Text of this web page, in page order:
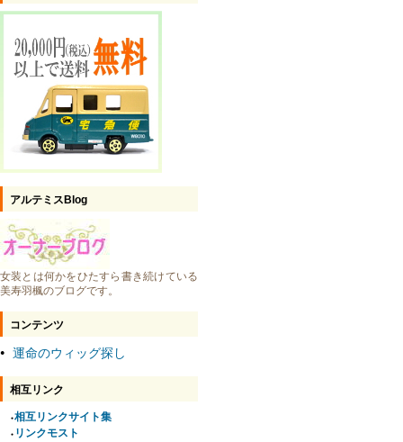
アルテミスBlog
女装とは何かをひたすら書き続けている
美寿羽楓のブログです。
コンテンツ
● 運命のウィッグ探し
相互リンク
●相互リンクサイト集
● リンクモスト